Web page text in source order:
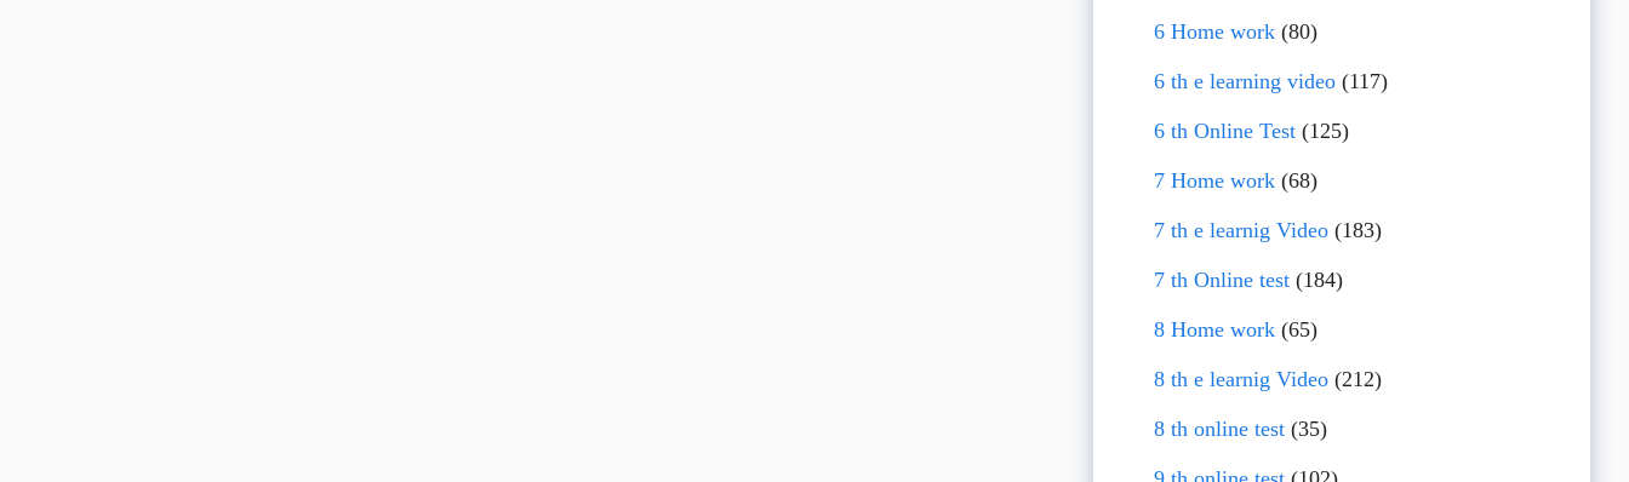
6 Home work(80)
6 th e learning video(117)
6 th Online Test(125)
7 Home work(68)
7 th e learnig Video(183)
7 th Online test(184)
8 Home work(65)
8 th e learnig Video(212)
8 th online test(35)